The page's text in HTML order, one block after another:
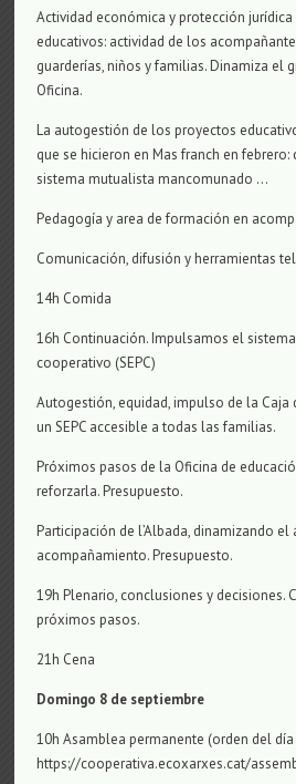
Actividad económica y protección
educativos: actividad de los
guarderías, niños y familias. Dinamiza el
Oficina.
La autogestión de los proyectos
que se hicieron en Mas franch en febrero:
sistema mutualista mancomunado …
Pedagogía y area de formación en
Comunicación, difusión y herramientas
14h Comida
16h Continuación. Impulsamos el
cooperativo (SEPC)
Autogestión, equidad, impulso de la Caja
un SEPC accesible a todas las familias.
Próximos pasos de la Oficina de
reforzarla. Presupuesto.
Participación de l’Albada, dinamizando
acompañamiento. Presupuesto.
19h Plenario, conclusiones y decisiones.
próximos pasos.
21h Cena
Domingo 8 de septiembre
10h Asamblea permanente (orden del
https://cooperativa.ecoxarxes.cat/